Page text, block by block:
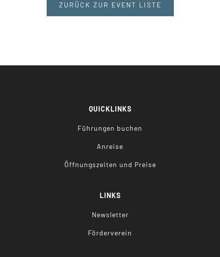
ZURÜCK ZUR EVENT LISTE
QUICKLINKS
Führungen buchen
Anreise
Öffnungszeiten und Preise
LINKS
Newsletter
Förderverein